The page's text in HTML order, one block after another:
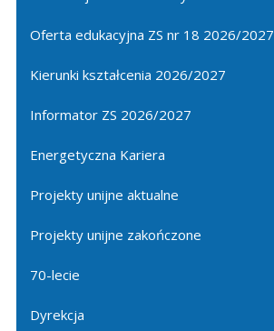
Oferta edukacyjna ZS nr 18 2026/2027
Kierunki kształcenia 2026/2027
Informator ZS 2026/2027
Energetyczna Kariera
Projekty unijne aktualne
Projekty unijne zakończone
70-lecie
Dyrekcja